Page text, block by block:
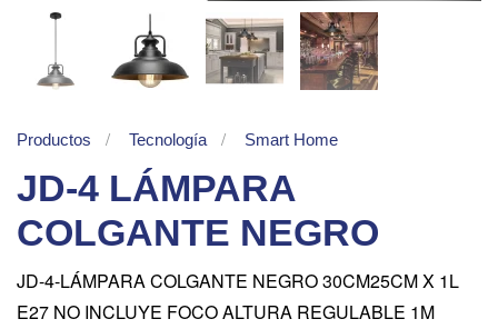
Productos Tecnología Smart Home
JD-4 LÁMPARA
COLGANTE NEGRO
JD-4-LÁMPARA COLGANTE NEGRO 30CM25CM X 1L
E27 NO INCLUYE FOCO ALTURA REGULABLE 1M